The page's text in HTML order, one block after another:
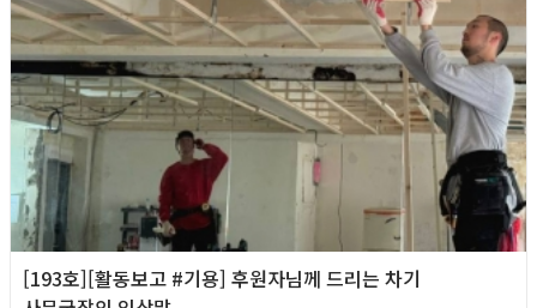
[193호][활동보고 #기용] 후원자님께 드리는 차기